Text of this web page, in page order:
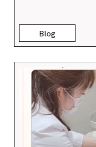
Blog